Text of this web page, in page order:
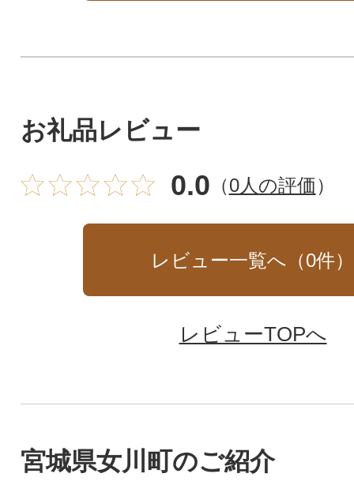
お礼品レビュー
0.0 （0人の評価）
レビュー一覧へ（0件）
レビューTOPへ
宮城県女川町のご紹介